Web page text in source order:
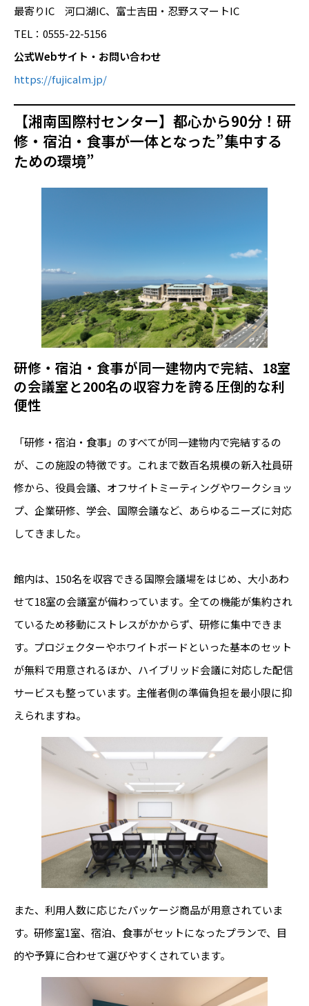
最寄りIC 河口湖IC、富士吉田・忍野スマートIC
TEL：0555-22-5156
公式Webサイト・お問い合わせ
https://fujicalm.jp/
【湘南国際村センター】都心から90分！研
修・宿泊・食事が一体となった”集中する
ための環境”
研修・宿泊・食事が同一建物内で完結、18室
の会議室と200名の収容力を誇る圧倒的な利
便性
「研修・宿泊・食事」のすべてが同一建物内で完結するの
が、この施設の特徴です。これまで数百名規模の新入社員研
修から、役員会議、オフサイトミーティングやワークショッ
プ、企業研修、学会、国際会議など、あらゆるニーズに対応
してきました。
館内は、150名を収容できる国際会議場をはじめ、大小あわ
せて18室の会議室が備わっています。全ての機能が集約され
ているため移動にストレスがかからず、研修に集中できま
す。プロジェクターやホワイトボードといった基本のセット
が無料で用意されるほか、ハイブリッド会議に対応した配信
サービスも整っています。主催者側の準備負担を最小限に抑
えられますね。
また、利用人数に応じたパッケージ商品が用意されていま
す。研修室1室、宿泊、食事がセットになったプランで、目
的や予算に合わせて選びやすくされています。